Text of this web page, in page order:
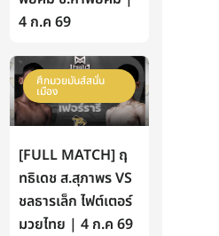
4 ก.ค 69
ศึกมวยมันส์สนั่น
เมือง
[FULL MATCH] ฤ
ทธิเดช ส.สุภาพร VS
ชลธารเล็ก ไฟต์เตอร์
มวยไทย | 4 ก.ค 69